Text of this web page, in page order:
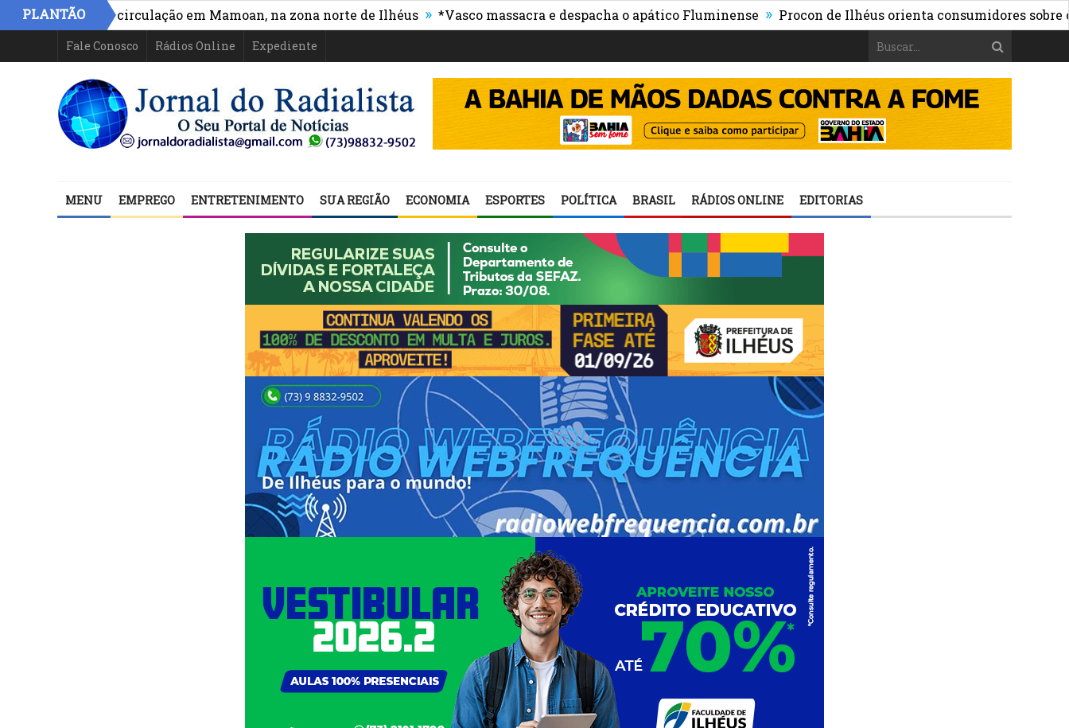
PLANTÃO
acesso e circulação em Mamoan, na zona norte de Ilhéus » *Vasco massacra e despacha o apático Fluminense » Procon de Ilhéus orienta consumidores sobre os
Fale Conosco Rádios Online Expediente
MENU EMPREGO ENTRETENIMENTO SUA REGIÃO ECONOMIA ESPORTES POLÍTICA BRASIL RÁDIOS ONLINE EDITORIAS